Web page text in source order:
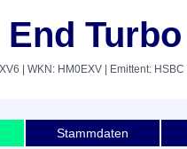
End
| WKN: HM0EXV | Emittent:
Stammdaten